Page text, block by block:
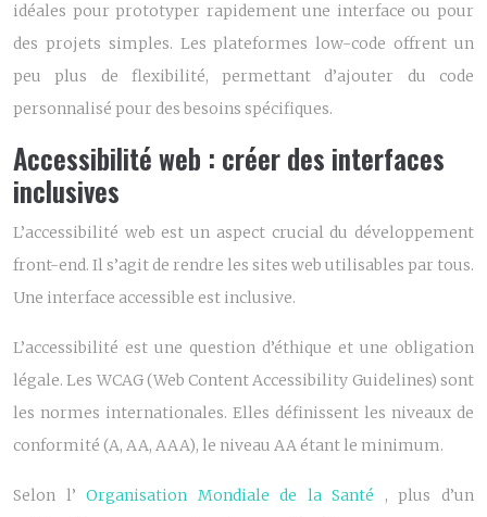
idéales pour prototyper rapidement une interface ou pour
des projets simples. Les plateformes low-code offrent un
peu plus de flexibilité, permettant d’ajouter du code
personnalisé pour des besoins spécifiques.
Accessibilité web : créer des interfaces
inclusives
L’accessibilité web est un aspect crucial du développement
front-end. Il s’agit de rendre les sites web utilisables par tous.
Une interface accessible est inclusive.
L’accessibilité est une question d’éthique et une obligation
légale. Les WCAG (Web Content Accessibility Guidelines) sont
les normes internationales. Elles définissent les niveaux de
conformité (A, AA, AAA), le niveau AA étant le minimum.
Selon l’Organisation Mondiale de la Santé , plus d’un